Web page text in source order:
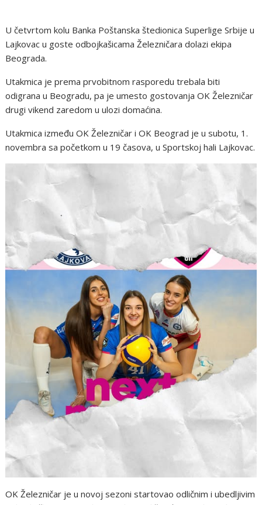
U četvrtom kolu Banka Poštanska štedionica Superlige Srbije u
Lajkovac u goste odbojkašicama Železničara dolazi ekipa
Beograda.
Utakmica je prema prvobitnom rasporedu trebala biti
odigrana u Beogradu, pa je umesto gostovanja OK Železničar
drugi vikend zaredom u ulozi domaćina.
Utakmica između OK Železničar i OK Beograd je u subotu, 1.
novembra sa početkom u 19 časova, u Sportskoj hali Lajkovac.
OK Železničar je u novoj sezoni startovao odličnim i ubedljivim